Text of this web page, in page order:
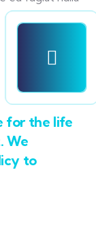
for the life
We
to